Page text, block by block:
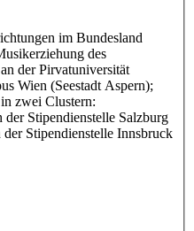
im Bundesland
des
der Pirvatuniversität
Wien (Seestadt Aspern);
zwei Clustern:
Stipendienstelle Salzburg
Stipendienstelle Innsbruck